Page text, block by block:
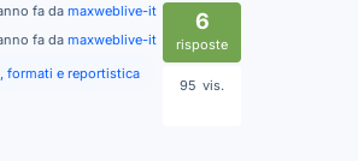
6
risposte
95 vis.
fa da maxweblive-it
fa da maxweblive-it
formati e reportistica